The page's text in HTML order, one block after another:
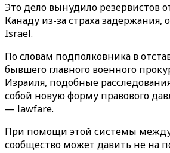
Это дело вынудило резервистов
Канаду из-за страха задержания,
Israel.
По словам подполковника в
бывшего главного военного
Израиля, подобные
собой новую форму правового
— lawfare.
При помощи этой системы
сообщество может давить не на